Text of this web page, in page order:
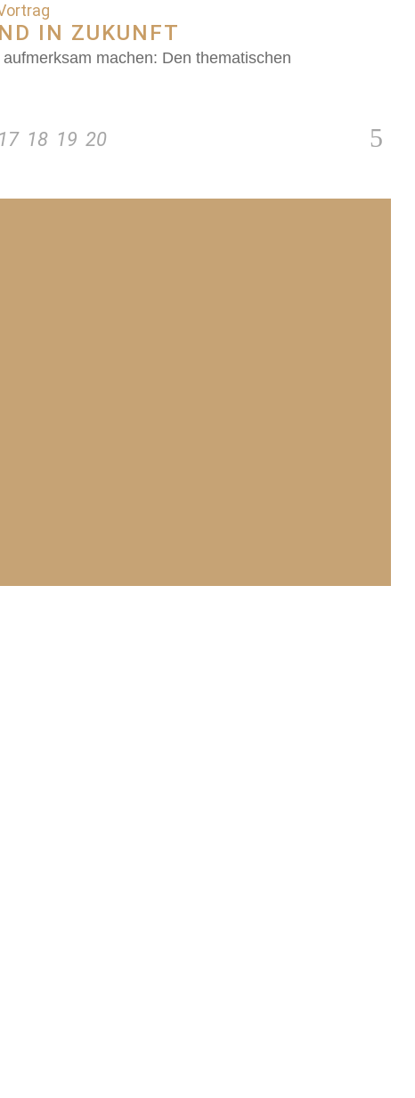
IN ZUKUNFT
machen: Den thematischen
17 18 19 20